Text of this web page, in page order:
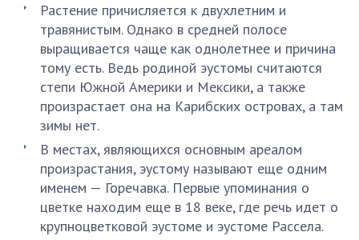
Растение причисляется к двухлетним и
травянистым. Однако в средней полосе
выращивается чаще как однолетнее и причина
тому есть. Ведь родиной эустомы считаются
степи Южной Америки и Мексики, а также
произрастает она на Карибских островах, а там
зимы нет.
В местах, являющихся основным ареалом
произрастания, эустому называют еще одним
именем — Горечавка. Первые упоминания о
цветке находим еще в 18 веке, где речь идет о
крупноцветковой эустоме и эустоме Рассела.